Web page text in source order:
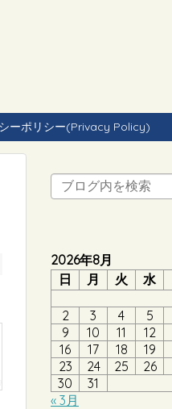
ーポリシー(Privacy Policy)
2026年8月
日
月 火 水
2
3 4 5
9
10 11 12
16
17 18 19
23
24 25 26
30
31
« 3月